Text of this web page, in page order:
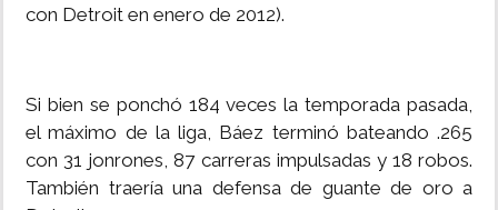
con Detroit en enero de 2012).
Si bien se ponchó 184 veces la temporada pasada,
el máximo de la liga, Báez terminó bateando .265
con 31 jonrones, 87 carreras impulsadas y 18 robos.
También traería una defensa de guante de oro a